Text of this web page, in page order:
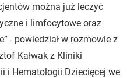
można już leczyć
i limfocytowe oraz
- powiedział w rozmowie z
Kałwak z Kliniki
i Hematologii Dziecięcej we